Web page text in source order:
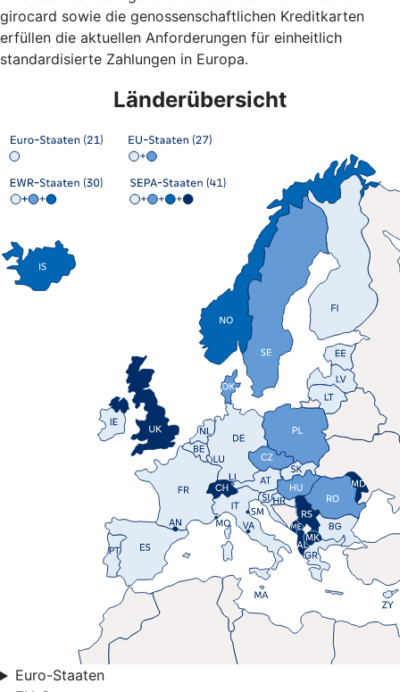
girocard sowie die genossenschaftlichen Kreditkarten
erfüllen die aktuellen Anforderungen für einheitlich
standardisierte Zahlungen in Europa.
Länderübersicht
Euro-Staaten